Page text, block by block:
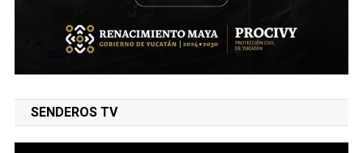
SENDEROS TV